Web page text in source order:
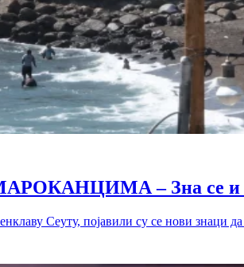
– Зна се и
Сеуту, појавили су се нови знаци